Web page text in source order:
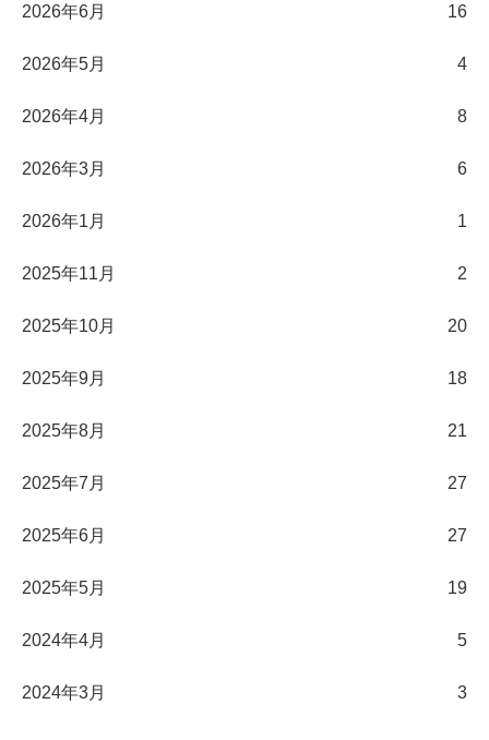
2026年6月 16
2026年5月 4
2026年4月 8
2026年3月 6
2026年1月 1
2025年11月 2
2025年10月 20
2025年9月 18
2025年8月 21
2025年7月 27
2025年6月 27
2025年5月 19
2024年4月 5
2024年3月 3